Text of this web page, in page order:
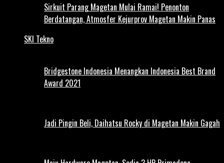
Sirkuit Parang Magetan Mulai Ramai! Penonton
Berdatangan, Atmosfer Kejurprov Magetan Makin Panas
SKI Tekno
Bridgestone Indonesia Menangkan Indonesia Best Brand
Award 2021
Jadi Pingin Beli, Daihatsu Rocky di Magetan Makin Gagah